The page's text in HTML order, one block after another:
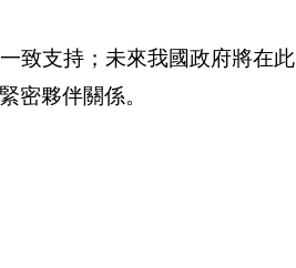
致支持；未來我國政府將在此
密夥伴關係。